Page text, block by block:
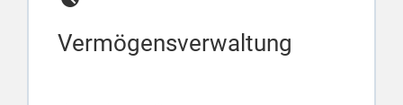
Vermögensverwaltung